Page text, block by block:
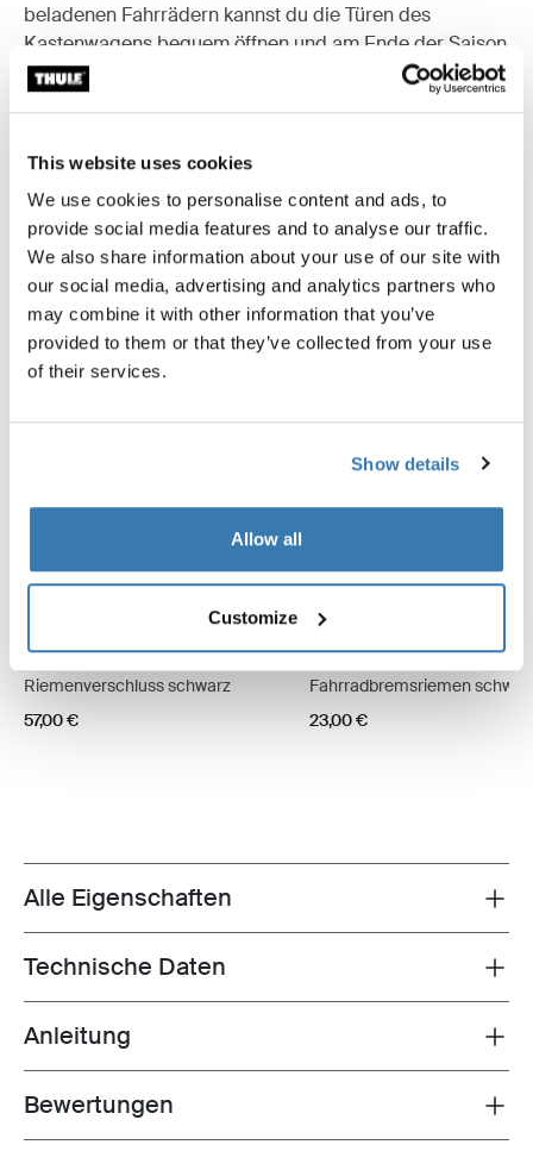
This website uses cookies
We use cookies to personalise content and ads, to
provide social media features and to analyse our traffic.
We also share information about your use of our site with
our social media, advertising and analytics partners who
may combine it with other information that you’ve
provided to them or that they’ve collected from your use
of their services.
Show details
Allow all
Customize
beladenen Fahrrädern kannst du die Türen des
Kastenwagens bequem öffnen und am Ende der Saison
lässt sich der Fahrradträger leicht demontieren.
Zubehör für Thule Elite Van XT
Thule strap lock
Riemenverschluss schwarz
57,00 €
Thule brake straps
Fahrradbremsriemen
23,00 €
Toggle features
Alle Eigenschaften
Toggle techspec
Technische Daten
Toggle guides and instructions
Anleitung
Toggle overview
Bewertungen